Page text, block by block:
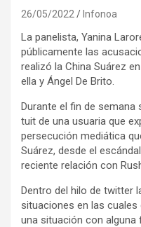
26/05/2022 Infonoa
La panelista, Yanina
públicamente las
realizó la China Suárez
ella y Ángel De Brito.
Durante el fin de semana
tuit de una usuaria que
persecución mediática
Suárez, desde el
reciente relación con
Dentro del hilo de twitter
situaciones en las
una situación con